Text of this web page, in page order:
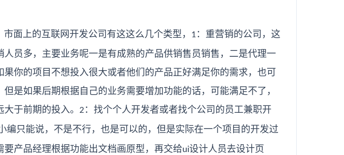
面上的互联网开发公司有这这么几个类型， 1 ：重营销的公司，这
员多，主要业务呢一是有成熟的产品供销售员销售，二是代理一
你的项目不想投入很大或者他们的产品正好满足你的需求，也可
是如果后期根据自己的业务需要增加功能的话，可能满足不了，
于前期的投入。 2 ：找个个人开发者或者找个公司的员工兼职开
编只能说，不是不行，也是可以的，但是实际在一个项目的开发过
产品经理根据功能出文档画原型，再交给ui设计人员去设计页